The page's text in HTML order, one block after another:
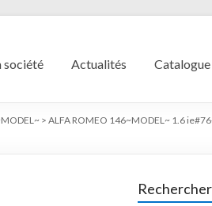
société Actualités
> ALFA ROMEO 146~MODEL~ 1.6